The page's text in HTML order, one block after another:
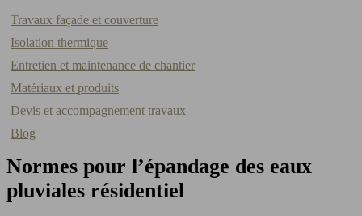
Travaux façade et couverture
Isolation thermique
Entretien et maintenance de chantier
Matériaux et produits
Devis et accompagnement travaux
Blog
Normes pour l’épandage des eaux
pluviales résidentiel